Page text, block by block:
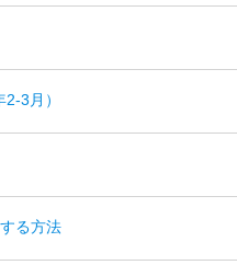
3月）
る方法